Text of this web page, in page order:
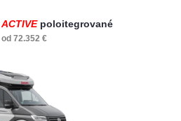
ACTIVEpoloitegrované
od 72.352 €